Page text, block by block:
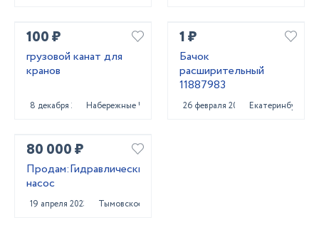
100 ₽
грузовой канат для
кранов
8 декабря 2023Набережные Челны
1 ₽
Бачок
расширительный
11887983
26 февраля 2022 Екатеринбург
80 000 ₽
Продам:Гидравлический
насос
19 апреля 2023 Тымовское